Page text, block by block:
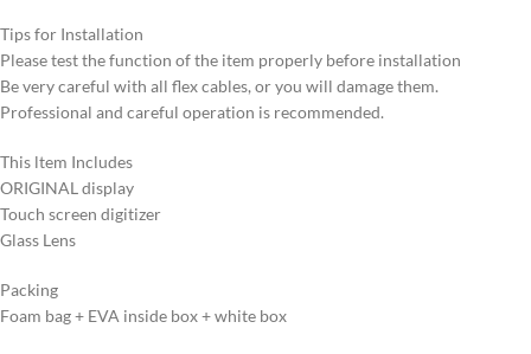
Tips for Installation
Please test the function of the item properly before installation
Be very careful with all flex cables, or you will damage them.
Professional and careful operation is recommended.
This ltem Includes
ORIGINAL display
Touch screen digitizer
Glass Lens
Packing
Foam bag + EVA inside box + white box